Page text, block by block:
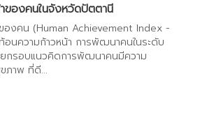
ของคนในจังหวัดปัตตานี
องคน (Human Achievement Index -
อนความก้าวหน้า การพัฒนาคนในระดับ
กรอบแนวคิดการพัฒนาคนมีความ
ภาพ ที่ดี...